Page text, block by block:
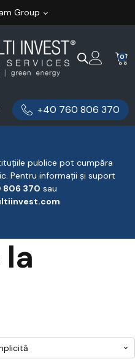
Group
0
+40 760 806 370
publice pot cumpăra
Pentru informații și suport
806 370 ‬ sau